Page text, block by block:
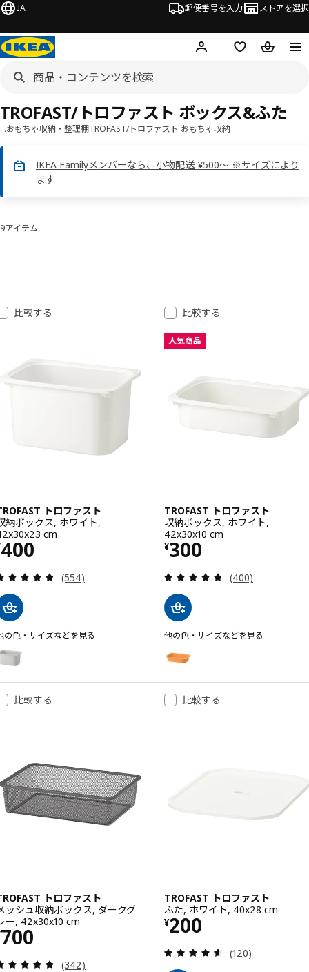
JA 郵便番号を入力 ストアを選択
ログイン・新規入会
欲しいものリスト
カート
…おもちゃ収納・整理棚TROFAST/トロファスト おもちゃ収納
IKEA Familyメンバーなら、小物配送 ¥500～ ※サイズにより
ます
TROFAST/トロファスト ボックス&ふた
並べ替えとフィルター
9アイテム
結果リスト
比較する
トロファスト
納ボックス, ホワイト,
cm
400
格 ¥ 400
レビュー: 4.8 から 5 星です。 総レビュー数:
(554)
の色・サイズなどを見る
トロファスト
プション: TROFAST トロファスト, 収納ボックス, グレー, 42x30x23
プション: TROFAST トロファスト, 収納ボックス, ライトブルー,
プション: TROFAST トロファスト, 収納ボックス, ライラック,
プション: TROFAST トロファスト, 収納ボックス, レッド, 42x30x23
比較する
人気商品
TROFAST トロファスト
収納ボックス, ホワイト,
42x30x10 cm
¥300
価格 ¥ 300
レビュー: 4.8
(400)
他の色・サイズなどを見る
オプション: TROFAST トロフ
オプション: TROFAST トロフ
比較する
トロファスト
ッシュ収納ボックス, ダークグ
ー, 42x30x10 cm
700
格 ¥ 700
レビュー: 4.8 から 5 星です。 総レビュー数:
(342)
比較する
TROFAST トロファスト
ふた, ホワイト, 40x28 cm
¥200
価格 ¥ 200
レビュー: 4.6
(120)